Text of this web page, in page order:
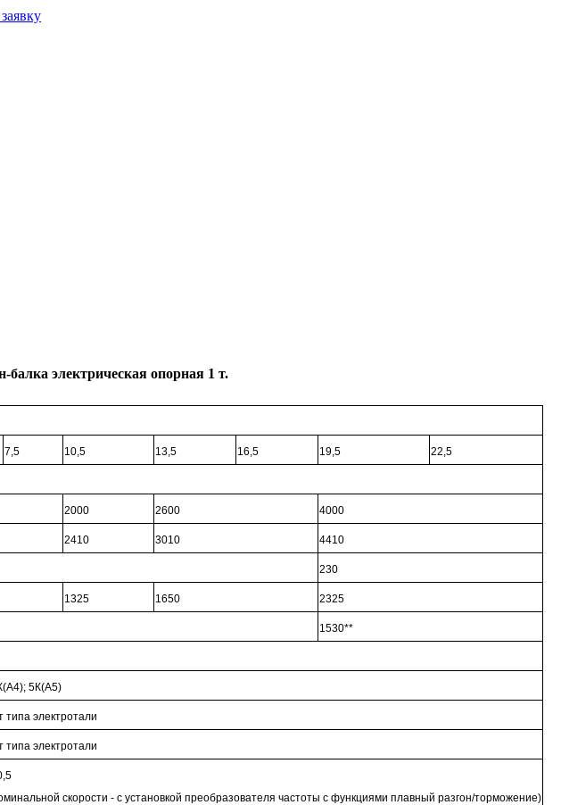
балка электрическая опорная 1 т.
7,5 10,5 13,5 16,5 19,5 22,5
2000 2600 4000
2410 3010 4410
230
1325 1650 2325
1530**
5К(А5)
типа электротали
типа электротали
скорости - с установкой преобразователя частоты с функциями плавный разгон/торможение)